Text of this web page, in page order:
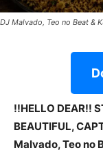
DJ Malvado, Teo no Beat &
!!HELLO DEAR!!
BEAUTIFUL,
Malvado, Teo no